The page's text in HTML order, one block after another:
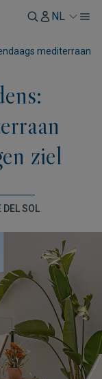
NL
mediterraan
ziel
DEL SOL